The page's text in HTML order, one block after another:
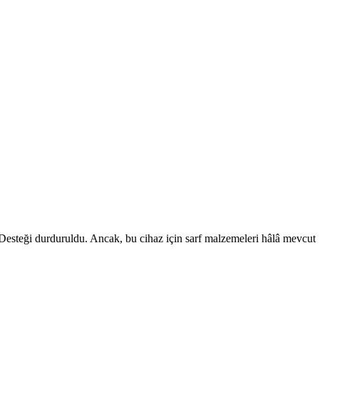
durduruldu. Ancak, bu cihaz için sarf malzemeleri hâlâ mevcut